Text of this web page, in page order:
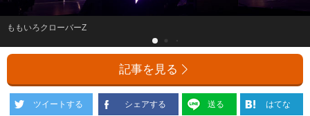
ももいろクローバーZ
記事を見る
ツイートする シェアする 送る はてな